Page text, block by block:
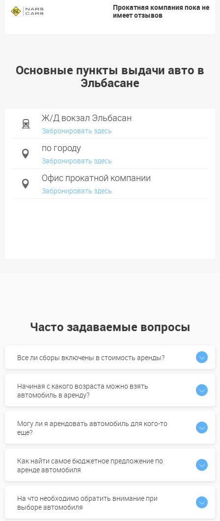
Прокатная компания пока не
имеет отзывов
Основные пункты выдачи авто в
Эльбасане
Ж/Д вокзал Эльбасан
Забронировать здесь
по городу
Забронировать здесь
Офис прокатной компании
Забронировать здесь
Часто задаваемые вопросы
Все ли сборы включены в стоимость аренды?
Начиная с какого возраста можно взять
автомобиль в аренду?
Могу ли я арендовать автомобиль для кого-то
еще?
Как найти самое бюджетное предложение по
аренде автомобиля
На что необходимо обратить внимание при
выборе автомобиля